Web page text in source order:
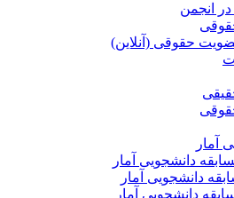
انجمن
حقوقی (آنلاین)
دانشجویی آمار
دانشجویی آمار
دانشجویی آمار